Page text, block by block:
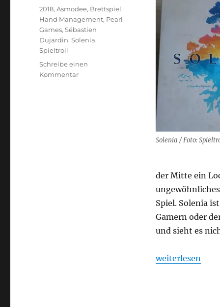
Solenia / Foto:
der Mitte ein
Spiel. Solenia
Gamern oder
und sieht es
„Solenia“
weiterlesen
Schlagwörter
2018,Asmodee, Brettspiel,
Hand Management, Pearl
Games,Sébastien
Dujardin,Solenia,
Spieltroll
Schreibe einen
Kommentarzu